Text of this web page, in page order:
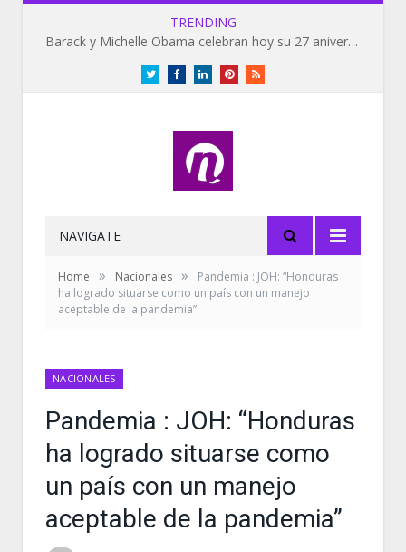
TRENDING
Barack y Michelle Obama celebran hoy su 27 aniversario de bodas
TwitterFacebookLinkedInPinterestRSS
NAVIGATE
Home » Nacionales »
Pandemia : JOH: “Honduras
ha logrado situarse como un país con un manejo
aceptable de la pandemia”
NACIONALES
Pandemia : JOH: “Honduras
ha logrado situarse como
un país con un manejo
aceptable de la pandemia”